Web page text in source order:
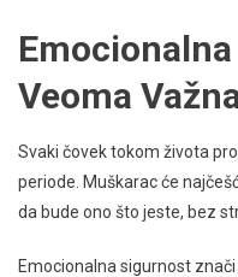
Veoma
Svaki čovek tokom života
periode. Muškarac će
da bude ono što jeste, bez
Emocionalna sigurnost